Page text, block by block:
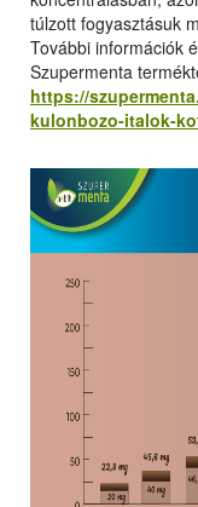
túlzott fogyasztásuk
További információk
Szupermenta
https://
kulonbozo-italok-